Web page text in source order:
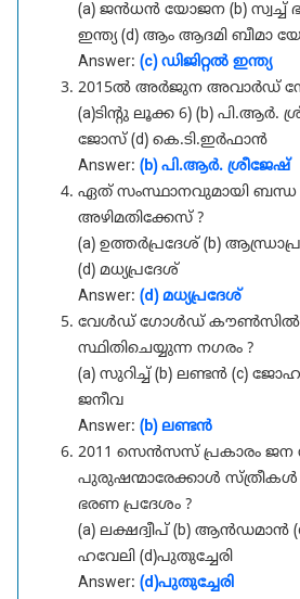
(a) ജൻധൻ യോജന (b) സ്വച്ച്
ഇന്ത്യ (d) ആം ആദമി ബീമാ
Answer: (c) ഡിജിറ്റൽ ഇന്ത്യ
2015ൽ അർജുന അവാർഡ്
(a)ടിന്റു ലൂക്ക 6) (b) പി.ആർ.
ജോസ് (d) കെ.ടി.ഇർഫാൻ
Answer: (b) പി.ആർ. ശ്രീജേഷ്
ഏത് സംസ്ഥാനവുമായി ബന്ധ
അഴിമതിക്കേസ് ?
(a) ഉത്തർപ്രദേശ് (b)
(d) മധ്യപ്രദേശ്
Answer: (d) മധ്യപ്രദേശ്
വേൾഡ് ഗോൾഡ് കൗൺസിൽ
സ്ഥിതിചെയ്യുന്ന നഗരം ?
(a) സുറിച്ച് (b) ലണ്ടൻ (c)
ജനീവ
Answer: (b) ലണ്ടൻ
2011 സെൻസസ് പ്രകാരം ജന
പുരുഷന്മാരേക്കാൾ
ഭരണ പ്രദേശം ?
(a) ലക്ഷദ്വീപ് (b) ആൻഡമാൻ
ഹവേലി (d)പുതുച്ചേരി
Answer: (d)പുതുച്ചേരി